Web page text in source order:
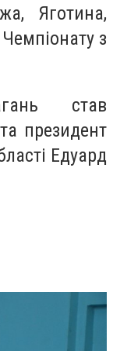
Яготина,
з
став
президент
Едуард